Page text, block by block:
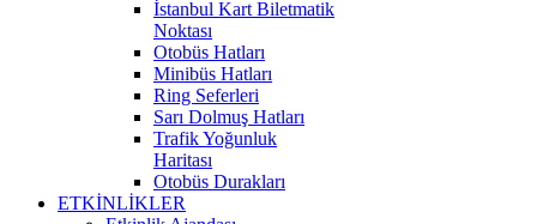
İstanbul Kart Biletmatik
Noktası
Otobüs Hatları
Minibüs Hatları
Ring Seferleri
Sarı Dolmuş Hatları
Trafik Yoğunluk
Haritası
Otobüs Durakları
ETKİNLİKLER